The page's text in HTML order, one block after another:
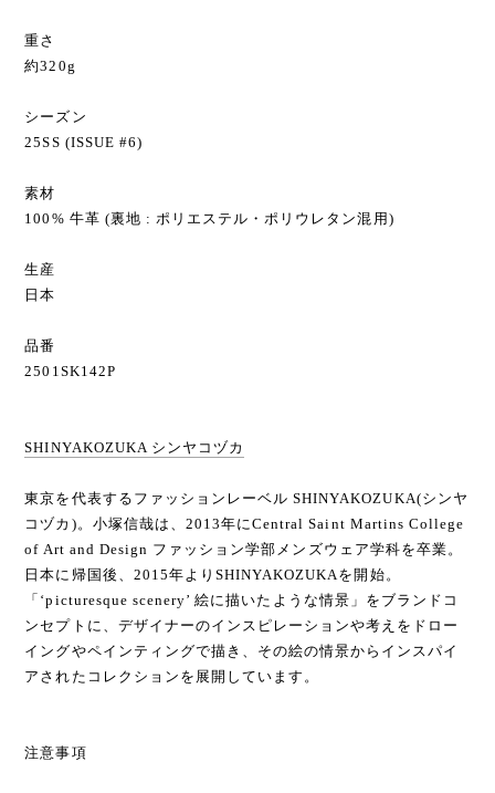
重さ
約320g
シーズン
25SS (ISSUE #6)
素材
100% 牛革 (裏地 : ポリエステル・ポリウレタン混用)
生産
日本
品番
2501SK142P
SHINYAKOZUKA シンヤコヅカ
東京を代表するファッションレーベル SHINYAKOZUKA(シンヤ
コヅカ)。小塚信哉は、2013年にCentral Saint Martins College
of Art and Design ファッション学部メンズウェア学科を卒業。
日本に帰国後、2015年よりSHINYAKOZUKAを開始。
「‘picturesque scenery’ 絵に描いたような情景」をブランドコ
ンセプトに、デザイナーのインスピレーションや考えをドロー
イングやペインティングで描き、その絵の情景からインスパイ
アされたコレクションを展開しています。
注意事項